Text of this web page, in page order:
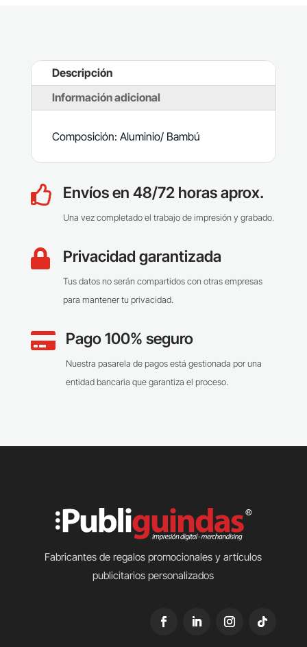
Descripción
Información adicional
Composición: Aluminio/ Bambú
 Envíos en 48/72 horas aprox.
Una vez completado el trabajo de impresión y grabado.
 Privacidad garantizada
Tus datos no serán compartidos con otras empresas
para mantener tu privacidad.
 Pago 100% seguro
Nuestra pasarela de pagos está gestionada por una
entidad bancaria que garantiza el proceso.
Fabricantes de regalos promocionales y artículos
publicitarios personalizados